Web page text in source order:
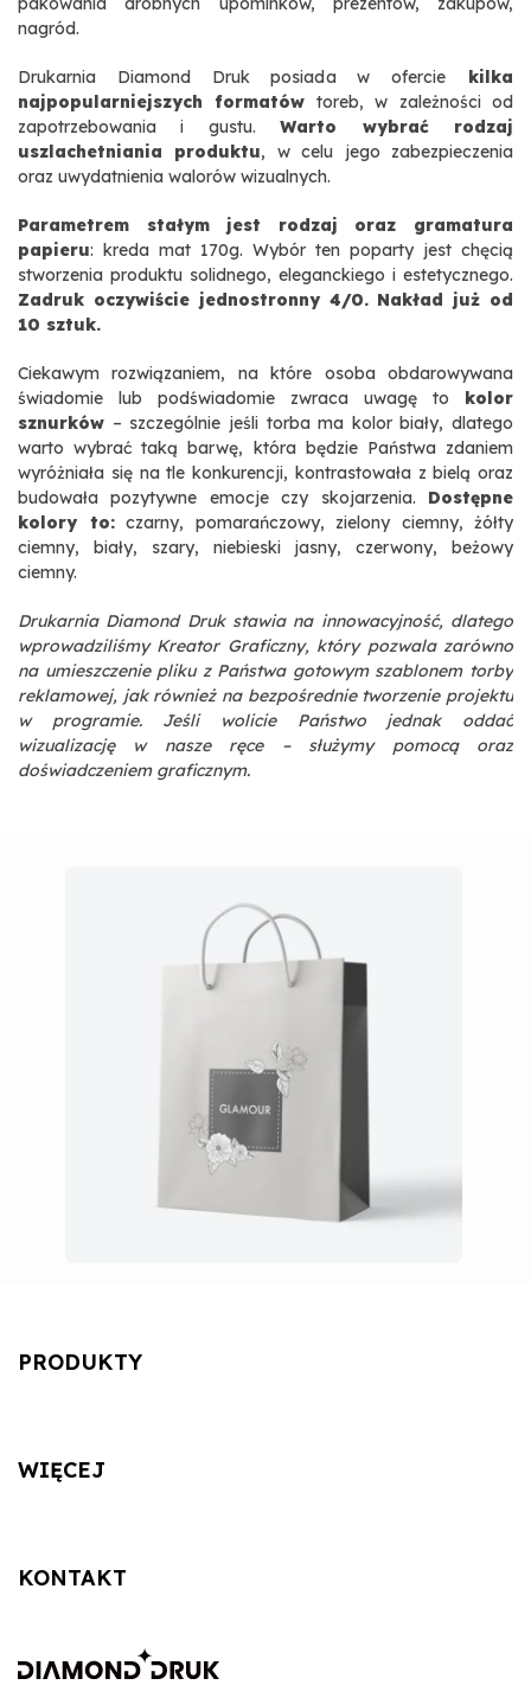
nagród.
Drukarnia Diamond Druk posiada w ofercie kilka
najpopularniejszych formatów toreb, w zależności od
zapotrzebowania i gustu.Warto wybrać rodzaj
uszlachetniania produktu, w celu jego zabezpieczenia
oraz uwydatnienia walorów wizualnych.
Parametrem stałym jest rodzaj oraz gramatura
papieru: kreda mat 170g. Wybór ten poparty jest chęcią
stworzenia produktu solidnego, eleganckiego i estetycznego.
Zadruk oczywiście jednostronny 4/0. Nakład już od
10 sztuk.
Ciekawym rozwiązaniem, na które osoba obdarowywana
świadomie lub podświadomie zwraca uwagę to kolor
sznurków – szczególnie jeśli torba ma kolor biały, dlatego
warto wybrać taką barwę, która będzie Państwa zdaniem
wyróżniała się na tle konkurencji, kontrastowała z bielą oraz
budowała pozytywne emocje czy skojarzenia. Dostępne
kolory to:czarny, pomarańczowy, zielony ciemny, żółty
ciemny, biały, szary, niebieski jasny, czerwony, beżowy
ciemny.
Drukarnia Diamond Druk stawia na innowacyjność, dlatego
wprowadziliśmy Kreator Graficzny, który pozwala zarówno
na umieszczenie pliku z Państwa gotowym szablonem torby
reklamowej, jak również na bezpośrednie tworzenie projektu
w programie. Jeśli wolicie Państwo jednak oddać
wizualizację w nasze ręce – służymy pomocą oraz
doświadczeniem graficznym.
PRODUKTY
WIĘCEJ
KONTAKT